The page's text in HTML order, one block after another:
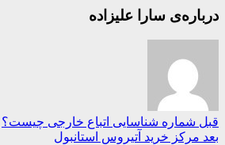
سارا علیزاده
شماره شناسایی اتباع خارجی چیست؟
خرید آتیروس استانبول